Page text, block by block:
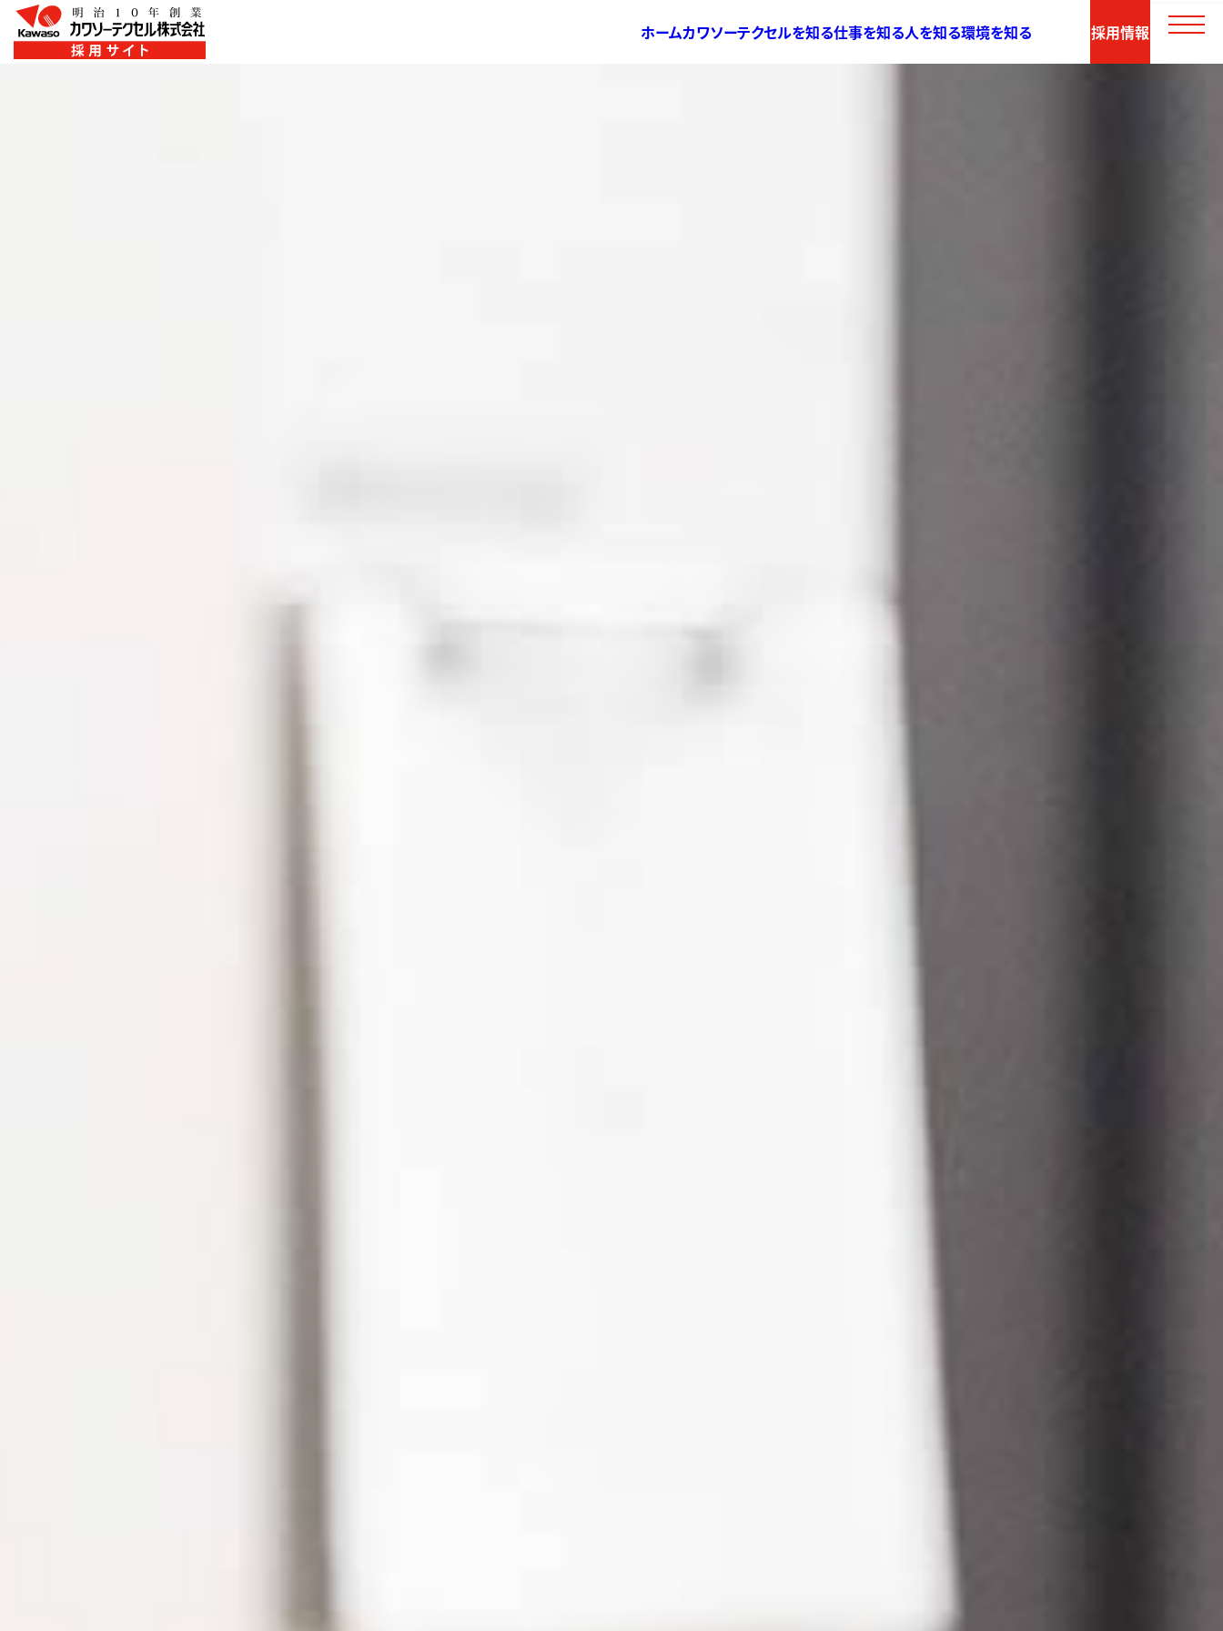
ホームカワソーテクセルを知る仕事を知る人を知る環境を知る 採用情報